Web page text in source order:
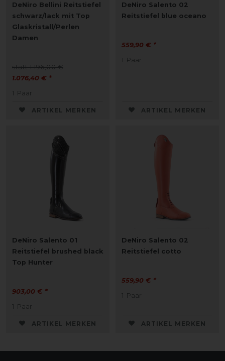
DeNiro Bellini Reitstiefel
schwarz/lack mit Top
Glaskristall/Perlen
Damen
statt 1.196,00 €
1.076,40 € *
1 Paar
ARTIKEL MERKEN
DeNiro Salento 02
Reitstiefel blue oceano
559,90 € *
1 Paar
ARTIKEL MERKEN
DeNiro Salento 01
Reitstiefel brushed black
Top Hunter
903,00 € *
1 Paar
ARTIKEL MERKEN
DeNiro Salento 02
Reitstiefel cotto
559,90 € *
1 Paar
ARTIKEL MERKEN